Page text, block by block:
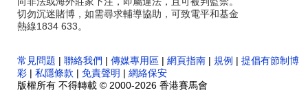
切勿沉迷賭博，如需尋求輔導協助，可致電平和基金
熱線1834 633。
常見問題 | 聯絡我們 | 傳媒專用區 | 網頁指南 | 規例 | 提倡有節制博
彩 | 私隱條款 | 免責聲明 | 網絡保安
版權所有 不得轉載 © 2000-2026 香港賽馬會